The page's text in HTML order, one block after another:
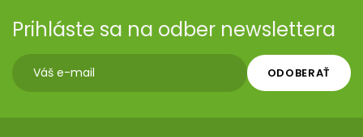
Prihláste sa na odber newslettera
ODOBERAŤ